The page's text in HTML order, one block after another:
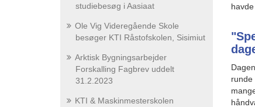
studiebesøg i Aasiaat
Ole Vig Videregående Skole
besøger KTI Råstofskolen, Sisimiut
Arktisk Bygningsarbejder
Forskalling Fagbrev uddelt
31.2.2023
KTI & Maskinmesterskolen
runde